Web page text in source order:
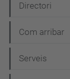
Directori
Com arribar
Serveis